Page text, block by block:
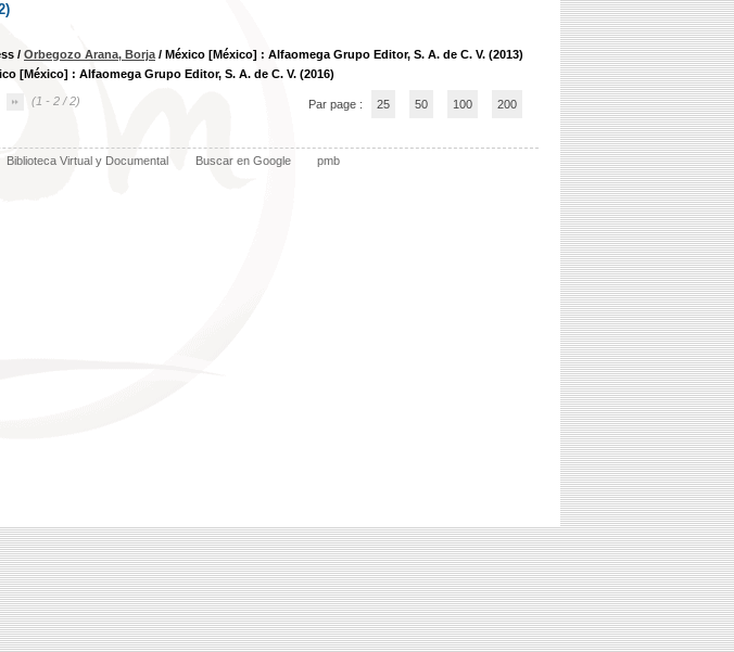
)
/ Orbegozo Arana, Borja / México [México] : Alfaomega Grupo Editor, S. A. de C. V. (2013)
[México] : Alfaomega Grupo Editor, S. A. de C. V. (2016)
(1 - 2 / 2) Par page : 25 50 100 200
Biblioteca Virtual y Documental Buscar en Google pmb